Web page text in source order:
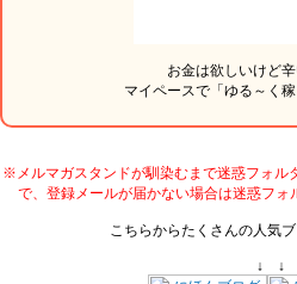
お金は欲しいけど
マイペースで「ゆる～く
※メルマガスタンドが馴染むまで迷惑フォル
で、登録メールが届かない場合は迷惑フ
こちらからたくさんの人気
↓ ↓